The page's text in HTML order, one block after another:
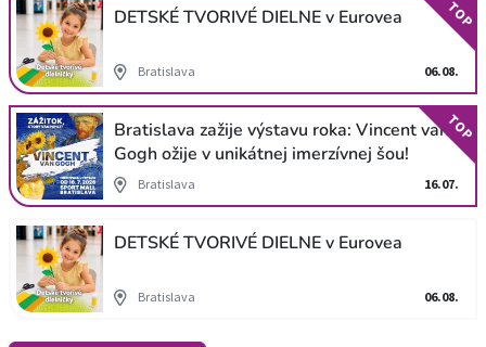
DETSKÉ TVORIVÉ DIELNE v Eurovea
Bratislava 06.08.
TOP
Bratislava zažije výstavu roka: Vincent van
Gogh ožije v unikátnej imerzívnej šou!
Bratislava 16.07.
TOP
DETSKÉ TVORIVÉ DIELNE v Eurovea
Bratislava 06.08.